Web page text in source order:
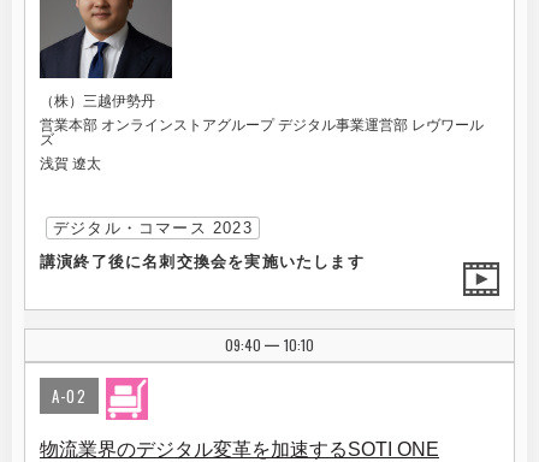
（株）三越伊勢丹
営業本部 オンラインストアグループ デジタル事業運営部 レヴワール
ズ
浅賀 遼太
デジタル・コマース 2023
講演終了後に名刺交換会を実施いたします
09:40 | 10:10
A-02
物流業界のデジタル変革を加速するSOTI ONE